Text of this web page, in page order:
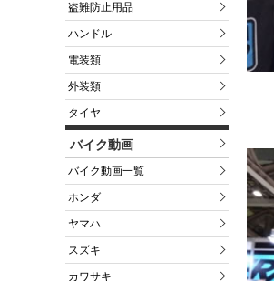
盗難防止用品
ハンドル
電装類
外装類
タイヤ
バイク動画
バイク動画一覧
ホンダ
ヤマハ
スズキ
カワサキ